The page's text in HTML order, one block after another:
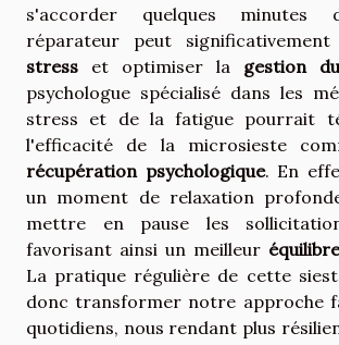
s'accorder quelques minutes
réparateur peut
stress et optimiser la gestion
psychologue spécialisé dans les
stress et de la fatigue pourrait
l'efficacité de la microsieste
récupération psychologique. En
un moment de relaxation
mettre en pause les
favorisant ainsi un meilleur
La pratique régulière de cette
donc transformer notre approche
quotidiens, nous rendant plus